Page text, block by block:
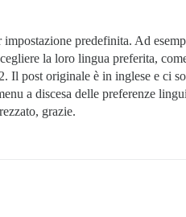
predefinita. Ad
la loro lingua preferita,
post originale è in inglese e ci
a discesa delle preferenze
grazie.